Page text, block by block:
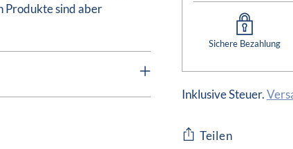
Produkte sind aber
Sichere Bezahlung
Inklusive Steuer.
Teilen